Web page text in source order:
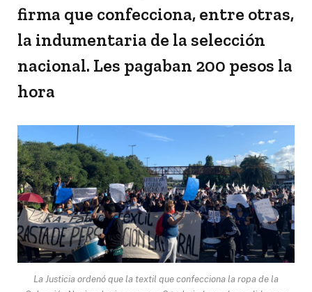
firma que confecciona, entre otras,
la indumentaria de la selección
nacional. Les pagaban 200 pesos la
hora
La Justicia ordenó que la textil que confecciona la ropa de la